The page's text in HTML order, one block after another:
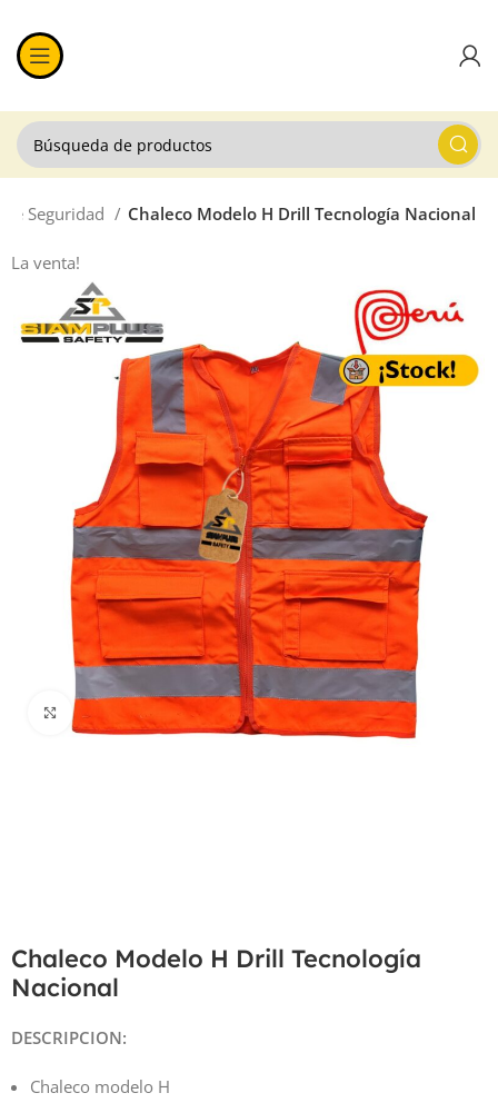
de Seguridad Chaleco Modelo H Drill Tecnología Nacional
La venta!
Haga Click para agrandar
Chaleco Modelo H Drill Tecnología
Nacional
DESCRIPCION:
Chaleco modelo H